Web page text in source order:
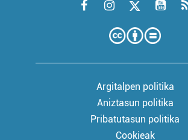
Argitalpen politika
Aniztasun politika
Pribatutasun politika
Cookieak